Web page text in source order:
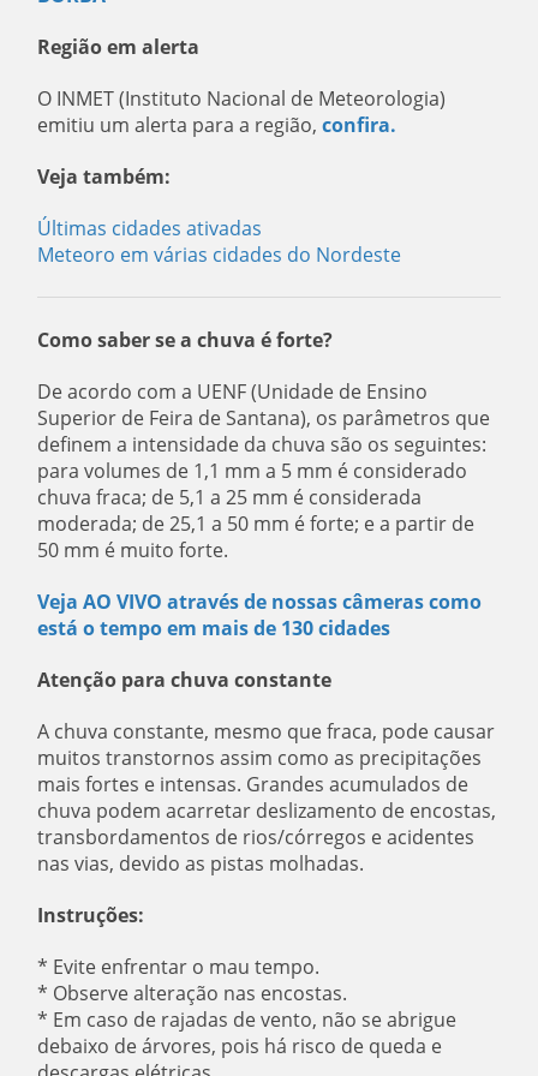
Região em alerta
O INMET (Instituto Nacional de Meteorologia)
emitiu um alerta para a região, confira.
Veja também:
Últimas cidades ativadas
Meteoro em várias cidades do Nordeste
Como saber se a chuva é forte?
De acordo com a UENF (Unidade de Ensino
Superior de Feira de Santana), os parâmetros que
definem a intensidade da chuva são os seguintes:
para volumes de 1,1 mm a 5 mm é considerado
chuva fraca; de 5,1 a 25 mm é considerada
moderada; de 25,1 a 50 mm é forte; e a partir de
50 mm é muito forte.
Veja AO VIVO através de nossas câmeras como
está o tempo em mais de 130 cidades
Atenção para chuva constante
A chuva constante, mesmo que fraca, pode causar
muitos transtornos assim como as precipitações
mais fortes e intensas. Grandes acumulados de
chuva podem acarretar deslizamento de encostas,
transbordamentos de rios/córregos e acidentes
nas vias, devido as pistas molhadas.
Instruções:
* Evite enfrentar o mau tempo.
* Observe alteração nas encostas.
* Em caso de rajadas de vento, não se abrigue
debaixo de árvores, pois há risco de queda e